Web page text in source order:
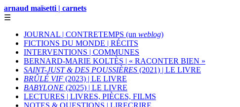
arnaud maïsetti | carnets
☰
JOURNAL | CONTRETEMPS (un weblog)
FICTIONS DU MONDE | RÉCITS
INTERVENTIONS | COMMUNES
BERNARD-MARIE KOLTÈS | « RACONTER BIEN »
SAINT-JUST & DES POUSSIÈRES (2021) | LE LIVRE
BRÛLÉ VIF (2023) | LE LIVRE
BABYLONE (2025) | LE LIVRE
LECTURES | LIVRES, PIÈCES, FILMS
NOTES & QUESTIONS | LIRECRIRE